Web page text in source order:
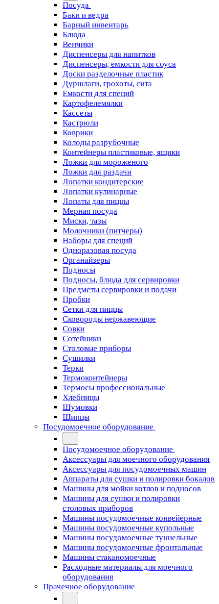
Посуда
Баки и ведра
Барный инвентарь
Блюда
Венчики
Диспенсеры для напитков
Диспенсеры, емкости для соуса
Доски разделочные пластик
Дуршлаги, грохоты, сита
Емкости для специй
Картофелемялки
Кассеты
Кастрюли
Коврики
Колоды разрубочные
Контейнеры пластиковые, ящики
Ложки для мороженого
Ложки для раздачи
Лопатки кондитерские
Лопатки кулинарные
Лопаты для пиццы
Мерная посуда
Миски, тазы
Молочники (питчеры)
Наборы для специй
Одноразовая посуда
Органайзеры
Подносы
Подносы, блюда для сервировки
Предметы сервировки и подачи
Пробки
Сетки для пиццы
Сковороды нержавеющие
Совки
Сотейники
Столовые приборы
Сушилки
Терки
Термоконтейнеры
Термосы профессиональные
Хлебницы
Шумовки
Щипцы
Посудомоечное оборудование
Посудомоечное оборудование
Аксессуары для моечного оборудования
Аксессуары для посудомоечных машин
Аппараты для сушки и полировки бокалов
Машины для мойки котлов и подносов
Машины для сушки и полировки
столовых приборов
Машины посудомоечные конвейерные
Машины посудомоечные купольные
Машины посудомоечные туннельные
Машины посудомоечные фронтальные
Машины стаканомоечные
Расходные материалы для моечного
оборудования
Прачечное оборудование